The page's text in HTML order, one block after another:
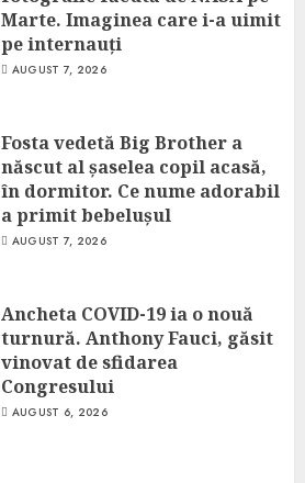
Marte. Imaginea care i-a uimit
pe internauți
AUGUST 7, 2026
Fosta vedetă Big Brother a
născut al șaselea copil acasă,
în dormitor. Ce nume adorabil
a primit bebelușul
AUGUST 7, 2026
Ancheta COVID-19 ia o nouă
turnură. Anthony Fauci, găsit
vinovat de sfidarea
Congresului
AUGUST 6, 2026